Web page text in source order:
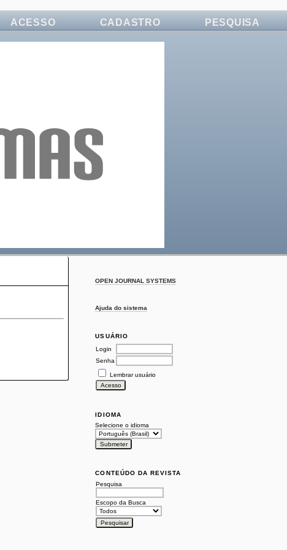
OPEN JOURNAL SYSTEMS
Ajuda do sistema
USUÁRIO
Login
Senha
Lembrar usuário
IDIOMA
Selecione o idioma
CONTEÚDO DA REVISTA
Pesquisa
Escopo da Busca
ACESSO CADASTRO PESQUISA